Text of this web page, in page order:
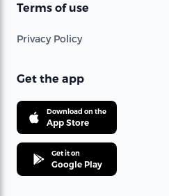
Terms of use
Privacy Policy
Get the app
Download on the
App Store
Get it on
Google Play